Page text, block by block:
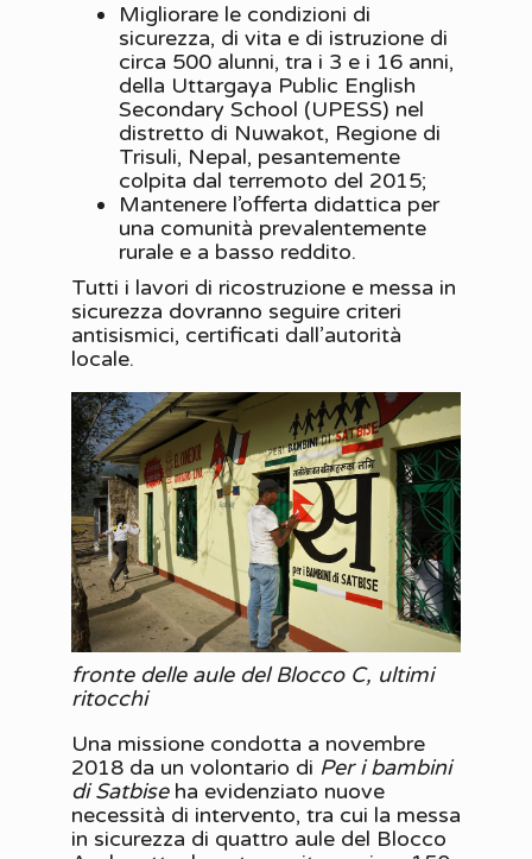
Migliorare le condizioni di
sicurezza, di vita e di istruzione di
circa 500 alunni, tra i 3 e i 16 anni,
della Uttargaya Public English
Secondary School (UPESS) nel
distretto di Nuwakot, Regione di
Trisuli, Nepal, pesantemente
colpita dal terremoto del 2015;
Mantenere l’offerta didattica per
una comunità prevalentemente
rurale e a basso reddito.
Tutti i lavori di ricostruzione e messa in
sicurezza dovranno seguire criteri
antisismici, certificati dall’autorità
locale.
fronte delle aule del Blocco C, ultimi
ritocchi
Una missione condotta a novembre
2018 da un volontario di Per i bambini
di Satbiseha evidenziato nuove
necessità di intervento, tra cui la messa
in sicurezza di quattro aule del Blocco